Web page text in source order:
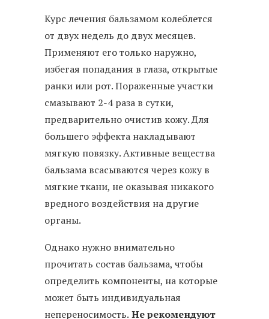
Курс лечения бальзамом колеблется
от двух недель до двух месяцев.
Применяют его только наружно,
избегая попадания в глаза, открытые
ранки или рот. Пораженные участки
смазывают 2-4 раза в сутки,
предварительно очистив кожу. Для
большего эффекта накладывают
мягкую повязку. Активные вещества
бальзама всасываются через кожу в
мягкие ткани, не оказывая никакого
вредного воздействия на другие
органы.
Однако нужно внимательно
прочитать состав бальзама, чтобы
определить компоненты, на которые
может быть индивидуальная
непереносимость. Не рекомендуют